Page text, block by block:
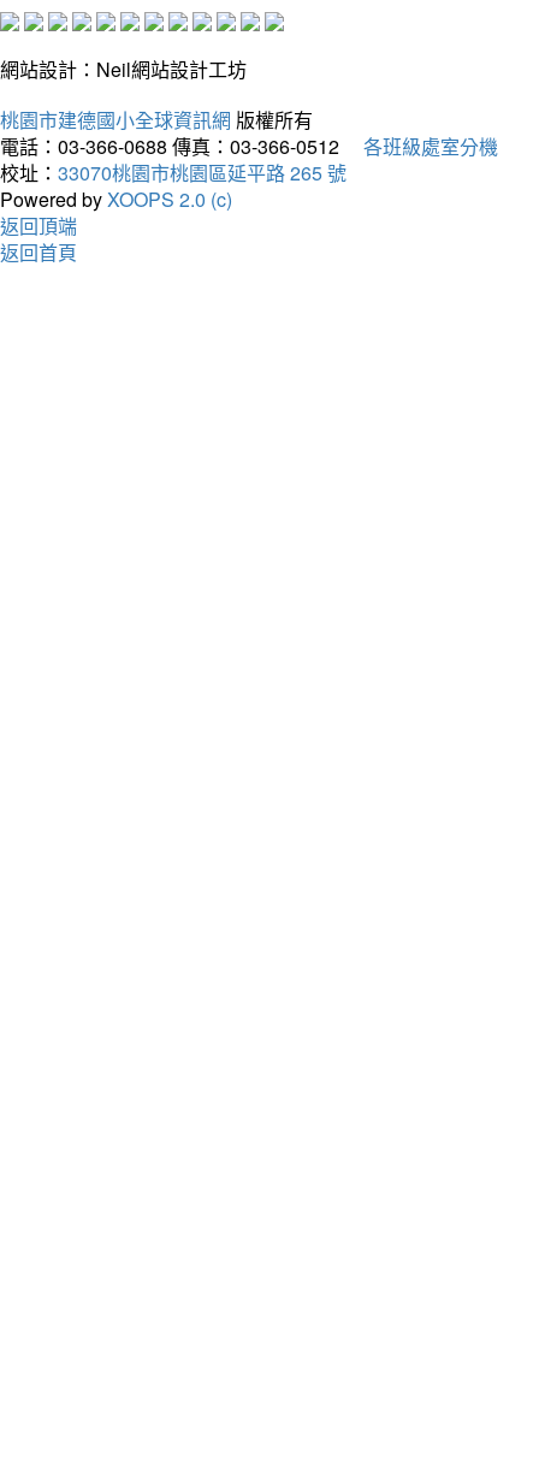
網站設計：Neil網站設計工坊
桃園市建德國小全球資訊網 版權所有
電話：03-366-0688 傳真：03-366-0512
各班級處室分機
校址： 33070桃園市桃園區延平路 265 號
Powered byXOOPS 2.0 (c)
返回頂端
返回首頁